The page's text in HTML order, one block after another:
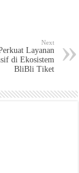
Next
Layanan
di Ekosistem
BliBli Tiket